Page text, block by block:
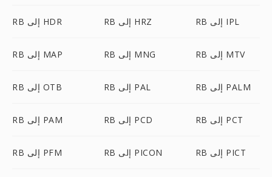
RB إلى HDR RB إلى HRZ RB إلى IPL
RB إلى MAP RB إلى MNG RB إلى MTV
RB إلى OTB RB إلى PAL RB إلى PALM
RB إلى PAM RB إلى PCD RB إلى PCT
RB إلى PFM RB إلى PICON RB إلى PICT